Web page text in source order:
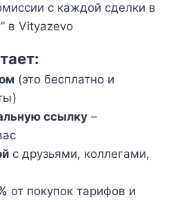
с каждой сделки в
в Vityazevo
(это бесплатно и
ссылку–
с друзьями, коллегами,
от покупок тарифов и